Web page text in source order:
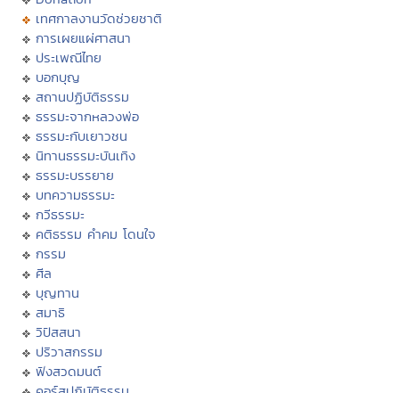
เทศกาลงานวัดช่วยชาติ
การเผยแผ่ศาสนา
ประเพณีไทย
บอกบุญ
สถานปฏิบัติธรรม
ธรรมะจากหลวงพ่อ
ธรรมะกับเยาวชน
นิทานธรรมะบันเทิง
ธรรมะบรรยาย
บทความธรรมะ
กวีธรรมะ
คติธรรม คำคม โดนใจ
กรรม
ศีล
บุญทาน
สมาธิ
วิปัสสนา
ปริวาสกรรม
ฟังสวดมนต์